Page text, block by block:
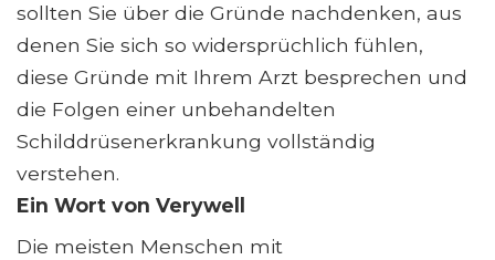
sollten Sie über die Gründe nachdenken, aus
denen Sie sich so widersprüchlich fühlen,
diese Gründe mit Ihrem Arzt besprechen und
die Folgen einer unbehandelten
Schilddrüsenerkrankung vollständig
verstehen.
Ein Wort von Verywell
Die meisten Menschen mit